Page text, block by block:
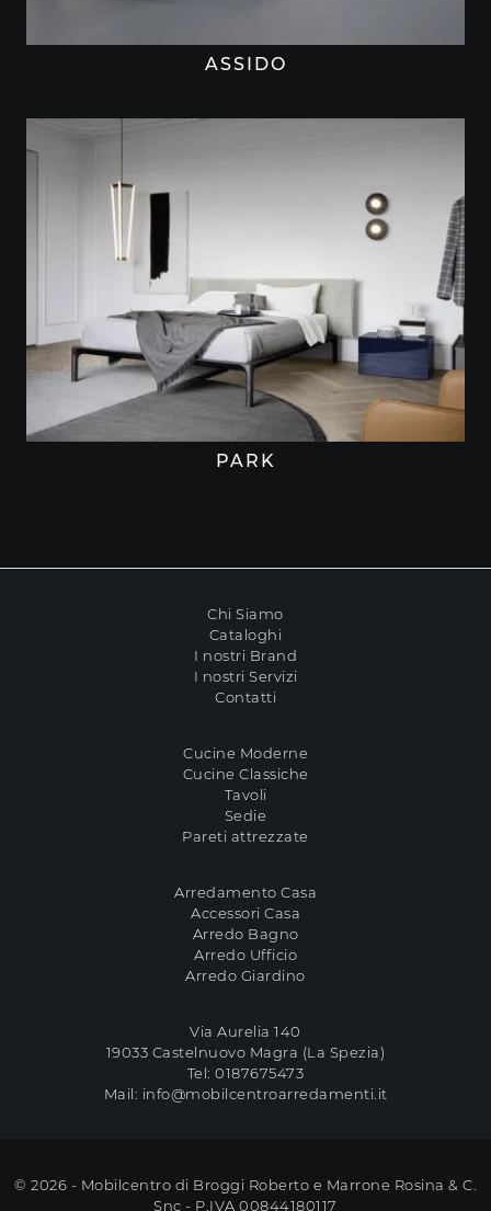
ASSIDO
PARK
Chi Siamo
Cataloghi
I nostri Brand
I nostri Servizi
Contatti
Cucine Moderne
Cucine Classiche
Tavoli
Sedie
Pareti attrezzate
Arredamento Casa
Accessori Casa
Arredo Bagno
Arredo Ufficio
Arredo Giardino
Via Aurelia 140
19033 Castelnuovo Magra (La Spezia)
Tel:0187675473
Mail: info@mobilcentroarredamenti.it
© 2026 - Mobilcentro di Broggi Roberto e Marrone Rosina & C.
Snc - P.IVA 00844180117